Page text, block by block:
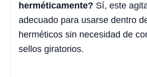
herméticamente? Sí, este
adecuado para usarse dentro
herméticos sin necesidad de
sellos giratorios.